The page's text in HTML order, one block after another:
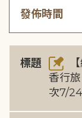
發佈時間
標題
香行
次7/